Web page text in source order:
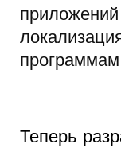
Теперь